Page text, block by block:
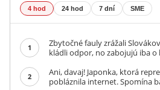
4 hod 24 hod 7 dní SME
1
Zbytočné fauly zrážali
kládli odpor, no zabojujú iba o
2
Ani, davaj! Japonka, ktorá
pobláznila internet. Spomína